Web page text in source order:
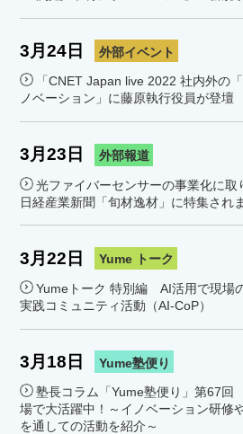
3月24日 外部イベント
「CNET Japan live 2022 社内外の
ノベーション」に藤原執行役員が登壇
3月23日 外部報道
光ファイバーセンサーの事業化に
日経産業新聞「旬材逸材」に特集され
3月22日 Yume トーク
Yumeトーク 特別編 AI活用で現場
実践コミュニティ活動（AI-CoP）
3月18日 Yume塾便り
塾長コラム「Yume塾便り」第67
場で大活躍中！～イノベーション研修
を通しての活動を紹介～